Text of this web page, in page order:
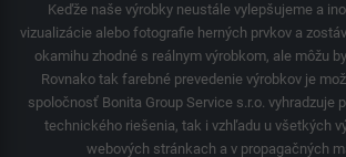
Keďže naše výrobky neustále vylepšujeme a
vizualizácie alebo fotografie herných prvkov a
okamihu zhodné s reálnym výrobkom, ale môžu
Rovnako tak farebné prevedenie výrobkov je
spoločnosť Bonita Group Service s.r.o. vyhradzuje
technického riešenia, tak i vzhľadu u všetkých
webových stránkach a v propagačných